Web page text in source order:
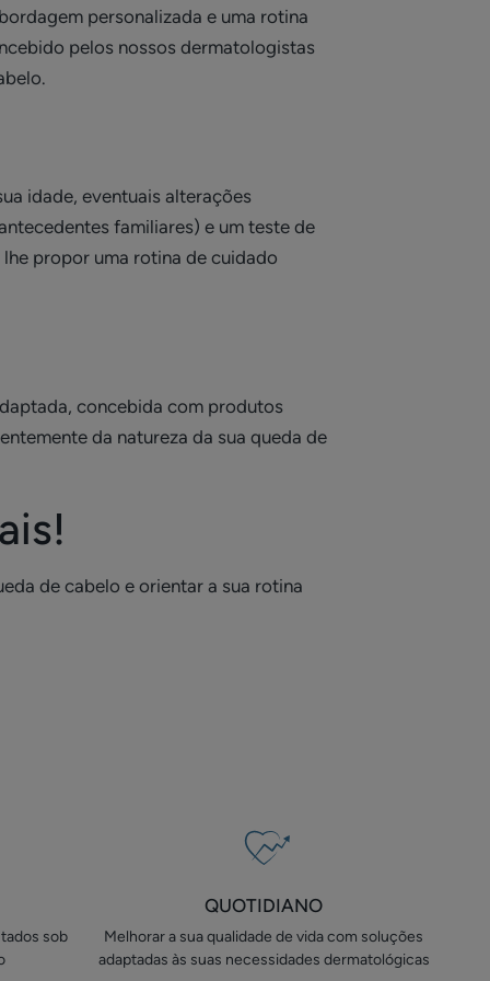
personalizada e uma rotina
pelos nossos dermatologistas
idade, eventuais alterações
familiares) e um teste de
propor uma rotina de cuidado
concebida com produtos
da natureza da sua queda de
de cabelo e orientar a sua rotina
sob
QUOTIDIANO
Melhorar a sua qualidade de vida com soluções
adaptadas às suas necessidades dermatológicas